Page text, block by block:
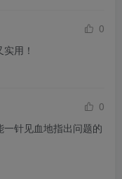
0
用！
0
针见血地指出问题的